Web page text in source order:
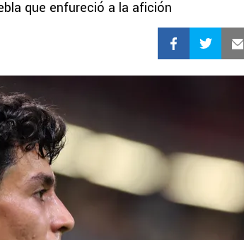
que enfureció a la afición